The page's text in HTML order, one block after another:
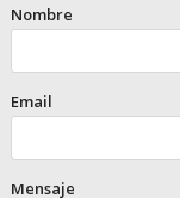
Nombre
Email
Mensaje